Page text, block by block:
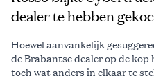
dealer te hebben
Hoewel aanvankelijk
de Brabantse dealer op de
toch wat anders in elkaar te